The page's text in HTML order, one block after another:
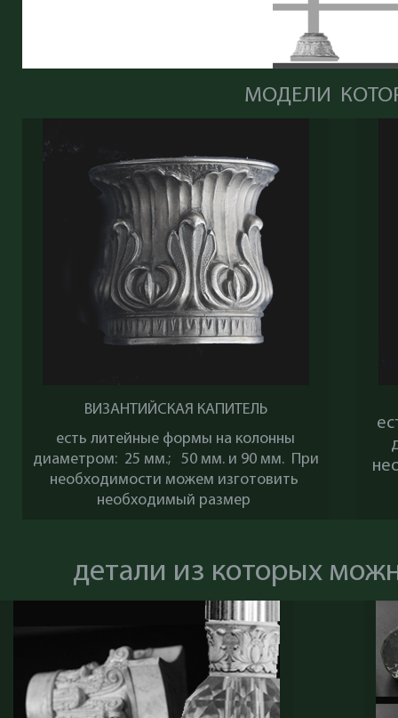
МОДЕЛИ
ВИЗАНТИЙСКАЯ КАПИТЕЛЬ
есть литейные формы на колонны
диаметром: 25 мм.; 50 мм. и 90 мм. При
необходимости можем изготовить
необходимый размер
детали из которых